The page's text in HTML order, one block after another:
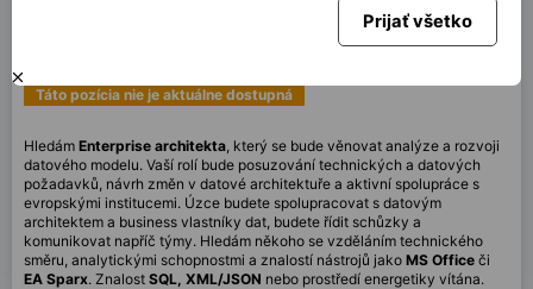
Táto pozícia nie je aktuálne dostupná
Hledám Enterprise architekta, který se bude věnovat analýze a rozvoji
datového modelu. Vaší rolí bude posuzování technických a datových
požadavků, návrh změn v datové architektuře a aktivní spolupráce s
evropskými institucemi. Úzce budete spolupracovat s datovým
architektem a business vlastníky dat, budete řídit schůzky a
komunikovat napříč týmy. Hledám někoho se vzděláním technického
směru, analytickými schopnostmi a znalostí nástrojů jako MS Office či
EA Sparx. Znalost SQL, XML/JSON nebo prostředí energetiky vítána.
Prijať všetko